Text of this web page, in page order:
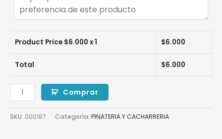
Product Price $6.000 x 1 $6.000
Total $6.000
Comprar
SKU: 000187 Categoría: PINATERIA Y CACHARRERIA